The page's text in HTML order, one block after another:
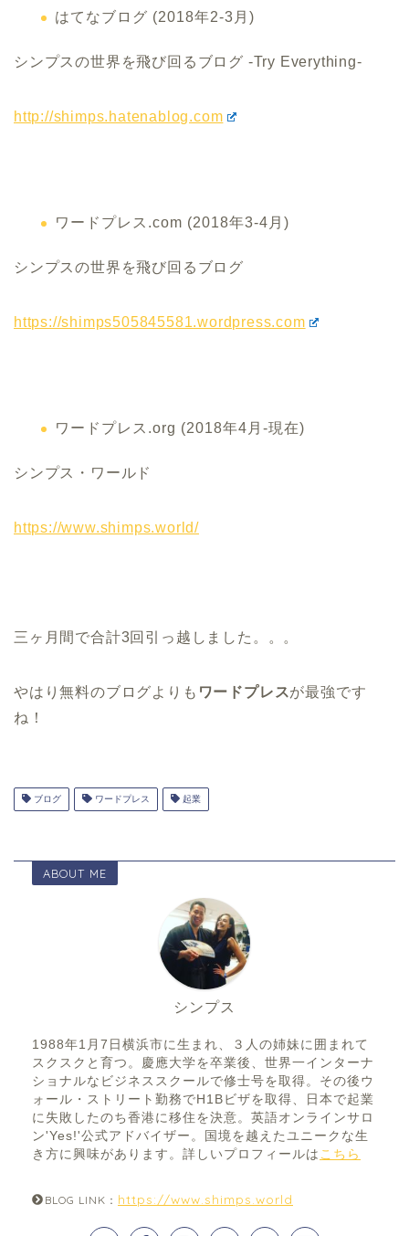
はてなブログ (2018年2-3月)
シンプスの世界を飛び回るブログ -Try Everything-
http://shimps.hatenablog.com
ワードプレス.com (2018年3-4月)
シンプスの世界を飛び回るブログ
https://shimps505845581.wordpress.com
ワードプレス.org (2018年4月-現在)
シンプス・ワールド
https://www.shimps.world/
三ヶ月間で合計3回引っ越しました。。。
やはり無料のブログよりも ワードプレスが最強です
ね！
ブログ ワードプレス 起業
ABOUT ME
シンプス
1988年1月7日横浜市に生まれ、３人の姉妹に囲まれて
スクスクと育つ。慶應大学を卒業後、世界一インターナ
ショナルなビジネススクールで修士号を取得。その後ウ
ォール・ストリート勤務でH1Bビザを取得、日本で起業
に失敗したのち香港に移住を決意。英語オンラインサロ
ン'Yes!'公式アドバイザー。国境を越えたユニークな生
き方に興味があります。詳しいプロフィールは こちら
BLOG LINK： https://www.shimps.world